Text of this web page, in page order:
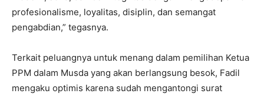
profesionalisme, loyalitas, disiplin, dan semangat
pengabdian,” tegasnya.
Terkait peluangnya untuk menang dalam pemilihan Ketua
PPM dalam Musda yang akan berlangsung besok, Fadil
mengaku optimis karena sudah mengantongi surat